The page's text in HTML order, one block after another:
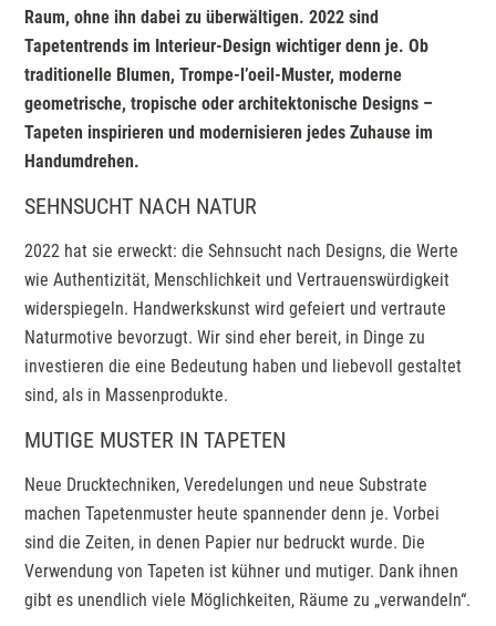
Raum, ohne ihn dabei zu überwältigen. 2022 sind
Tapetentrends im Interieur-Design wichtiger denn je. Ob
traditionelle Blumen, Trompe-l’oeil-Muster, moderne
geometrische, tropische oder architektonische Designs –
Tapeten inspirieren und modernisieren jedes Zuhause im
Handumdrehen.
SEHNSUCHT NACH NATUR
2022 hat sie erweckt: die Sehnsucht nach Designs, die Werte
wie Authentizität, Menschlichkeit und Vertrauenswürdigkeit
widerspiegeln. Handwerkskunst wird gefeiert und vertraute
Naturmotive bevorzugt. Wir sind eher bereit, in Dinge zu
investieren die eine Bedeutung haben und liebevoll gestaltet
sind, als in Massenprodukte.
MUTIGE MUSTER IN TAPETEN
Neue Drucktechniken, Veredelungen und neue Substrate
machen Tapetenmuster heute spannender denn je. Vorbei
sind die Zeiten, in denen Papier nur bedruckt wurde. Die
Verwendung von Tapeten ist kühner und mutiger. Dank ihnen
gibt es unendlich viele Möglichkeiten, Räume zu „verwandeln“.